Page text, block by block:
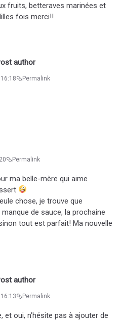
fruits, betteraves marinées et
fois merci!!
author
Permalink
Permalink
ma belle-mère qui aime
chose, je trouve que
de sauce, la prochaine
tout est parfait! Ma nouvelle
author
Permalink
et oui, n’hésite pas à ajouter de